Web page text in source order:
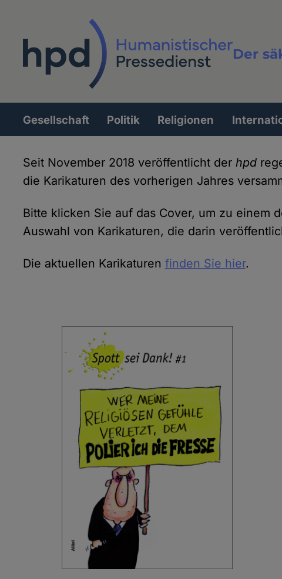
Der
Hauptnavigation
Gesellschaft Politik Religionen
Seit November 2018 veröffentlicht der hpd
die Karikaturen des vorherigen Jahres
Bitte klicken Sie auf das Cover, um zu einem
Auswahl von Karikaturen, die darin
Die aktuellen Karikaturen finden Sie hier.